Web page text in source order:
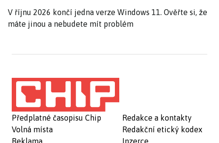
V říjnu 2026 končí jedna verze Windows 11. Ověřte si, že
máte jinou a nebudete mít problém
Předplatné časopisu Chip
Volná místa
Redakce a kontakty
Redakční etický kodex